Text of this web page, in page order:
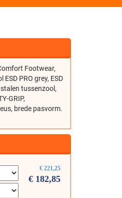
Footwear,
PRO grey, ESD
tussenzool,
GRIP,
brede pasvorm.
€ 221,25
€ 182,85